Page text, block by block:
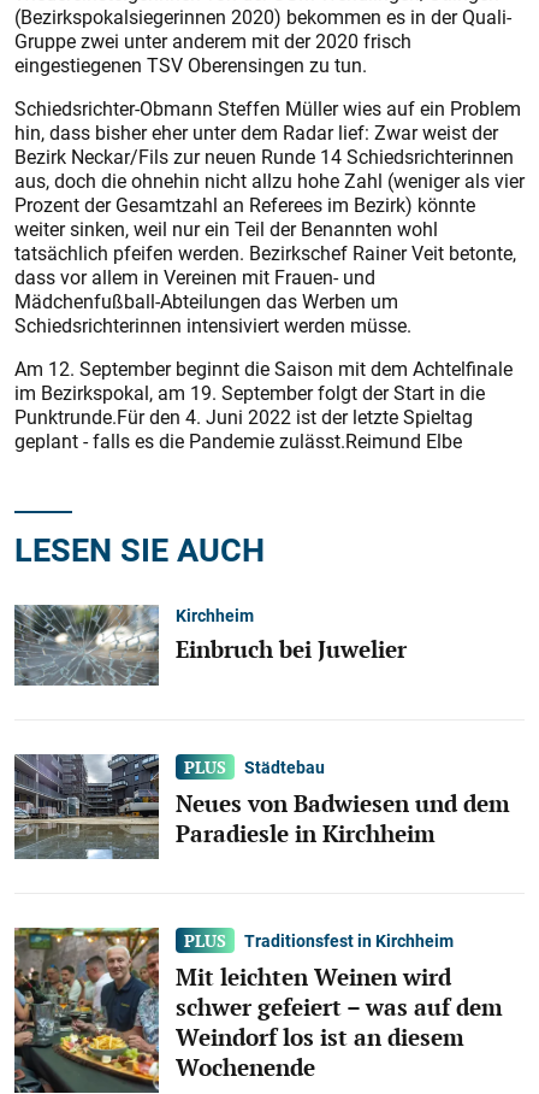
(Bezirkspokalsiegerinnen 2020) bekommen es in der Quali-
Gruppe zwei unter anderem mit der 2020 frisch
eingestiegenen TSV Oberensingen zu tun.
Schiedsrichter-Obmann Steffen Müller wies auf ein Problem
hin, dass bisher eher unter dem Radar lief: Zwar weist der
Bezirk Neckar/Fils zur neuen Runde 14 Schiedsrichterinnen
aus, doch die ohnehin nicht allzu hohe Zahl (weniger als vier
Prozent der Gesamtzahl an Referees im Bezirk) könnte
weiter sinken, weil nur ein Teil der Benannten wohl
tatsächlich pfeifen werden. Bezirkschef Rainer Veit betonte,
dass vor allem in Vereinen mit Frauen- und
Mädchenfußball-Abteilungen das Werben um
Schiedsrichterinnen intensiviert werden müsse.
Am 12. September beginnt die Saison mit dem Achtelfinale
im Bezirkspokal, am 19. September folgt der Start in die
Punktrunde.Für den 4. Juni 2022 ist der letzte Spieltag
geplant - falls es die Pandemie zulässt.Reimund Elbe
LESEN SIE AUCH
Kirchheim
Einbruch bei Juwelier
Städtebau
Neues von Badwiesen und dem
Paradiesle in Kirchheim
Traditionsfest in Kirchheim
Mit leichten Weinen wird
schwer gefeiert – was auf dem
Weindorf los ist an diesem
Wochenende